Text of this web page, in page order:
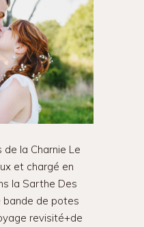
la Charnie Le
et chargé en
la Sarthe Des
bande de potes
revisité+de